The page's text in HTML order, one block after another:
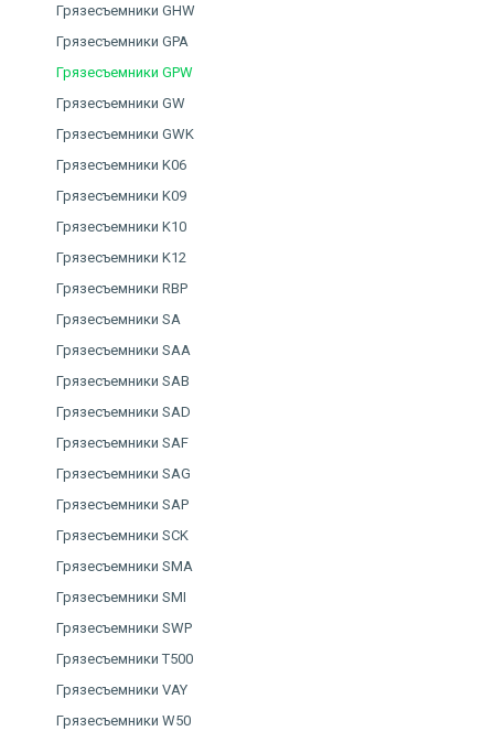
Грязесъемники GHW
Грязесъемники GPA
Грязесъемники GPW
Грязесъемники GW
Грязесъемники GWK
Грязесъемники K06
Грязесъемники K09
Грязесъемники K10
Грязесъемники K12
Грязесъемники RBP
Грязесъемники SA
Грязесъемники SAA
Грязесъемники SAB
Грязесъемники SAD
Грязесъемники SAF
Грязесъемники SAG
Грязесъемники SAP
Грязесъемники SCK
Грязесъемники SMA
Грязесъемники SMI
Грязесъемники SWP
Грязесъемники T500
Грязесъемники VAY
Грязесъемники W50